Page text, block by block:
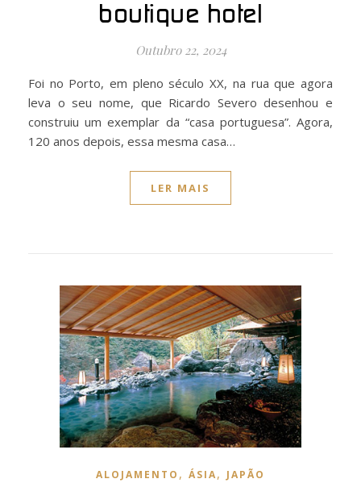
boutique hotel
Outubro 22, 2024
Foi no Porto, em pleno século XX, na rua que agora
leva o seu nome, que Ricardo Severo desenhou e
construiu um exemplar da “casa portuguesa”. Agora,
120 anos depois, essa mesma casa…
LER MAIS
ALOJAMENTO , ÁSIA, JAPÃO